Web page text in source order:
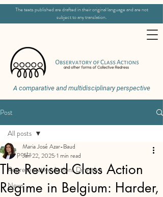
A comparative and multidisciplinary perspective
The texts published are drafted in their original language and are not
subject to any translation.
Post
All posts
Representative Actions Directive
News
All posts
The Revised Class Action
Regime in Belgium: Harder,
Maria José Azar-Baud
Jan 22, 2025 1 min read